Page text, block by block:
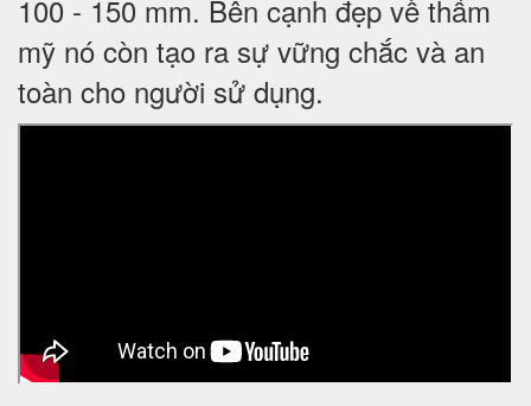
100 - 150 mm. Bên cạnh đẹp về thẩm
mỹ nó còn tạo ra sự vững chắc và an
toàn cho người sử dụng.